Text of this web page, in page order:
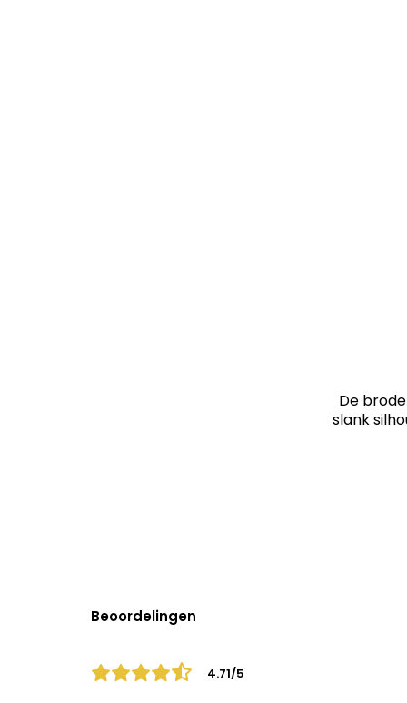
De
slank
Beoordelingen
4.71/5